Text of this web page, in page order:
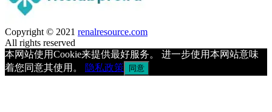
Copyright © 2021 renalresource.com
All rights reserved
本网站使用Cookie来提供最好服务。 进一步使用本网站意味
着您同意其使用。
隐私政策 同意